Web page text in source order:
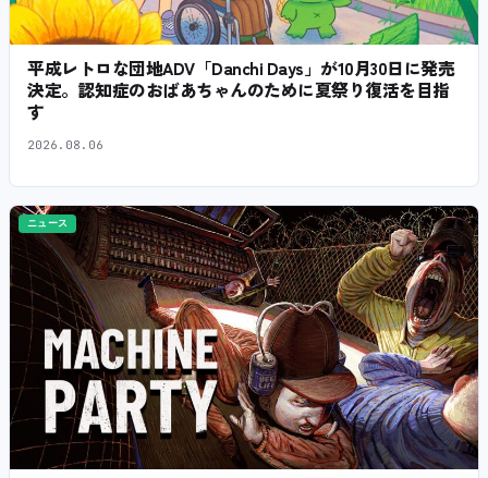
平成レトロな団地ADV「Danchi Days」が10月30日に発売
決定。認知症のおばあちゃんのために夏祭り復活を目指
す
2026.08.06
ニュース